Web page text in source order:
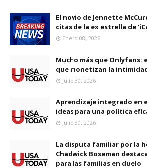
El novio de Jennette
citas de la ex estrella de
Enero 08, 2026
Mucho más que Onlyfans:
que monetizan la
Julio 30, 2026
Aprendizaje integrado en
ideas para una política
Julio 30, 2026
La disputa familiar por la
Chadwick Boseman
para las familias en duelo